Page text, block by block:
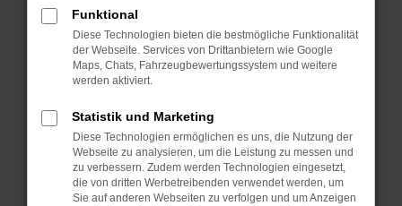
Überprüfe deine Firewall und deine
Internetverbindung.
Laden andere Webseiten, zum Beispiel deine
Suchmaschine?
Manche Erweiterungen, wie Werbeblocker,
können das Laden bestimmter Seiten
verhindern. Funktioniert die Seite in einem
anderen Browser oder in einem privaten
Fenster?
Funktional
Diese Technologien bieten die bestmögliche Funktionalität
der Webseite. Services von Drittanbietern wie Google
Maps, Chats, Fahrzeugbewertungssystem und weitere
werden aktiviert.
Statistik und Marketing
Diese Technologien ermöglichen es uns, die Nutzung der
Webseite zu analysieren, um die Leistung zu messen und
zu verbessern. Zudem werden Technologien eingesetzt,
die von dritten Werbetreibenden verwendet werden, um
Sie auf anderen Webseiten zu verfolgen und um Anzeigen